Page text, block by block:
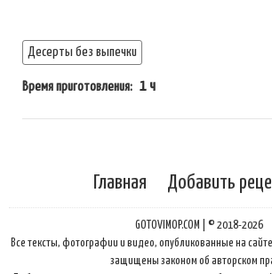
Десерты без выпечки
Время приготовления: 1 ч
Главная Добавить
GOTOVIMOP.COM | © 2018-2026
Все тексты, фотографии и видео, опубликованные на сайте
защищены законом об авторском